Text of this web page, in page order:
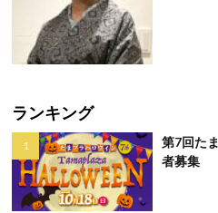
ランキング
第7回た
者募集